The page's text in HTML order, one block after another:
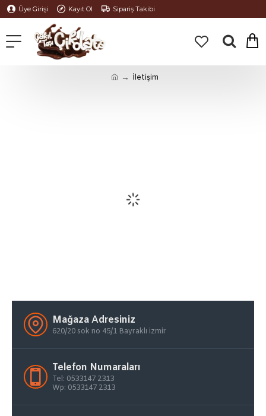
Üye Girişi Kayıt Ol Sipariş Takibi
İletişim
Mağaza Adresiniz
620/20 sok no 45/1 Bayraklı izmir
Telefon Numaraları
Tel: 0533147 2313
Wp: 0533147 2313